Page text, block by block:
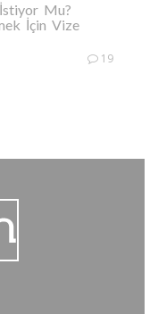
Mu?
İçin Vize
19